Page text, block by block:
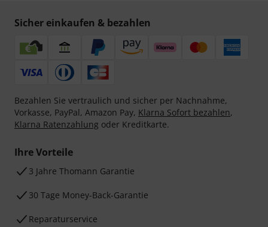
Sicher einkaufen & bezahlen
Bezahlen Sie vertraulich und sicher per Nachnahme,
Vorkasse, PayPal, Amazon Pay, Klarna Sofort bezahlen,
Klarna Ratenzahlung oder Kreditkarte.
Ihre Vorteile
3 Jahre Thomann Garantie
30 Tage Money-Back-Garantie
Reparaturservice